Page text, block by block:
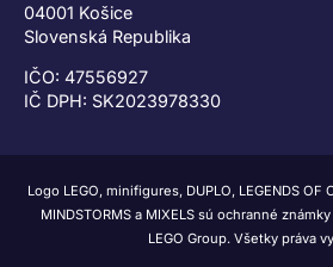
04001 Košice
Slovenská Republika
IČO: 47556927
IČ DPH: SK2023978330
Logo LEGO, minifigures, DUPLO, LEGENDS OF
MINDSTORMS a MIXELS sú ochranné
LEGO Group. Všetky práva